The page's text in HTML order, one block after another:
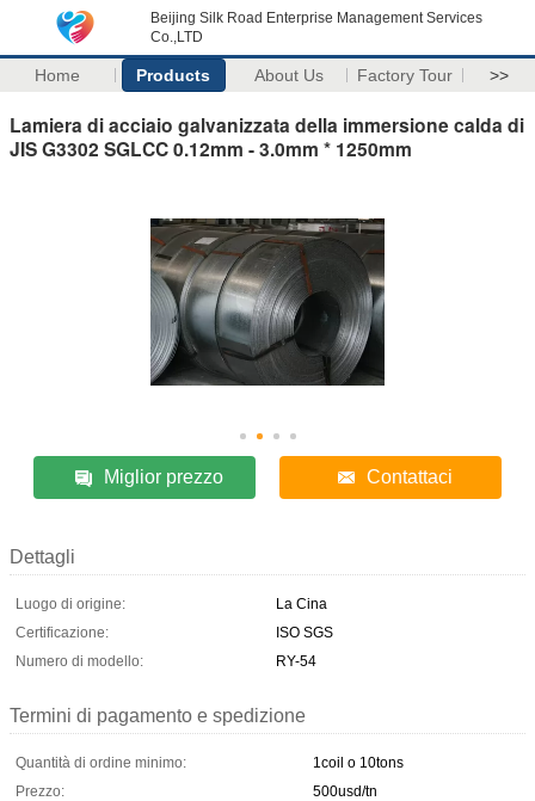
Beijing Silk Road Enterprise Management Services
Co.,LTD
Home Products About Us Factory Tour >>
Lamiera di acciaio galvanizzata della immersione calda di
JIS G3302 SGLCC 0.12mm - 3.0mm * 1250mm
Miglior prezzo Contattaci
Dettagli
Luogo di origine:
La Cina
Certificazione:
ISO SGS
Numero di modello:
RY-54
Termini di pagamento e spedizione
Quantità di ordine minimo:
1coil o 10tons
Prezzo:
500usd/tn